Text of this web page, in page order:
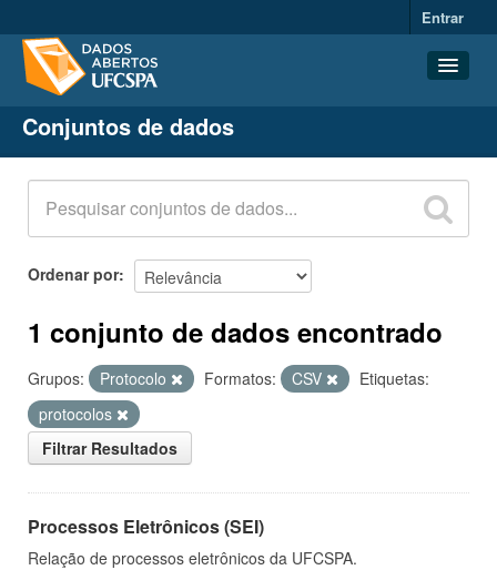
Entrar
Conjuntos de dados
Organizações
Grupos
Sobre
Conjuntos de dados
Ordenar por
1 conjunto de dados encontrado
Grupos: Protocolo Formatos: CSV
Etiquetas:
protocolos
Filtrar Resultados
Processos Eletrônicos (SEI)
Relação de processos eletrônicos da UFCSPA.